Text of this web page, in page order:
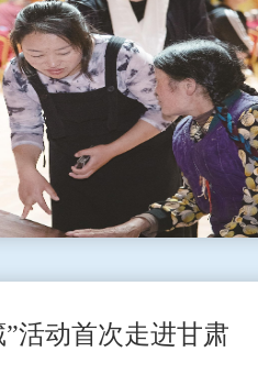
活动首次走进甘肃